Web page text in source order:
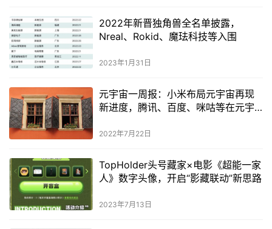
2022年新晋独角兽全名单披露，
Nreal、Rokid、魔珐科技等入围
2023年1月31日
元宇宙一周报：小米布局元宇宙再现
新进度，腾讯、百度、咪咕等在元宇
2022年7月22日
TopHolder头号藏家×电影《超能一家
人》数字头像，开启“影藏联动”新思路
2023年7月13日